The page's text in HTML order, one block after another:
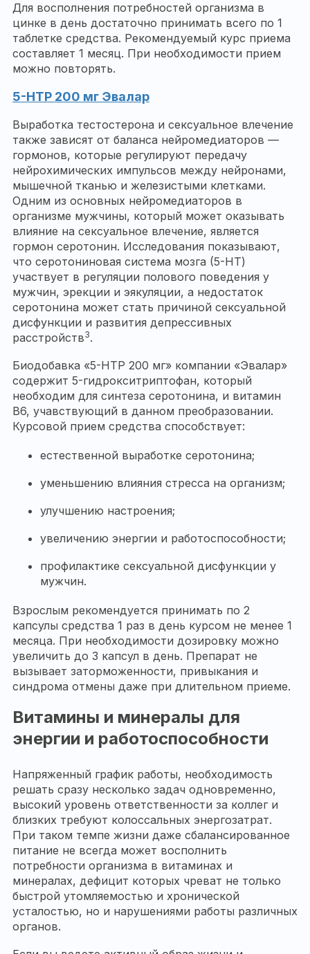
Для восполнения потребностей организма в
цинке в день достаточно принимать всего по 1
таблетке средства. Рекомендуемый курс приема
составляет 1 месяц. При необходимости прием
можно повторять.
5-HTP 200 мг Эвалар
Выработка тестостерона и сексуальное влечение
также зависят от баланса нейромедиаторов —
гормонов, которые регулируют передачу
нейрохимических импульсов между нейронами,
мышечной тканью и железистыми клетками.
Одним из основных нейромедиаторов в
организме мужчины, который может оказывать
влияние на сексуальное влечение, является
гормон серотонин. Исследования показывают,
что серотониновая система мозга (5-HT)
участвует в регуляции полового поведения у
мужчин, эрекции и эякуляции, а недостаток
серотонина может стать причиной сексуальной
дисфункции и развития депрессивных
расстройств3.
Биодобавка «5-HTP 200 мг» компании «Эвалар»
содержит 5-гидрокситриптофан, который
необходим для синтеза серотонина, и витамин
B6, учавствующий в данном преобразовании.
Курсовой прием средства способствует:
естественной выработке серотонина;
уменьшению влияния стресса на организм;
улучшению настроения;
увеличению энергии и работоспособности;
профилактике сексуальной дисфункции у
мужчин.
Взрослым рекомендуется принимать по 2
капсулы средства 1 раз в день курсом не менее 1
месяца. При необходимости дозировку можно
увеличить до 3 капсул в день. Препарат не
вызывает заторможенности, привыкания и
синдрома отмены даже при длительном приеме.
Витамины и минералы для
энергии и работоспособности
Напряженный график работы, необходимость
решать сразу несколько задач одновременно,
высокий уровень ответственности за коллег и
близких требуют колоссальных энергозатрат.
При таком темпе жизни даже сбалансированное
питание не всегда может восполнить
потребности организма в витаминах и
минералах, дефицит которых чреват не только
быстрой утомляемостью и хронической
усталостью, но и нарушениями работы различных
органов.